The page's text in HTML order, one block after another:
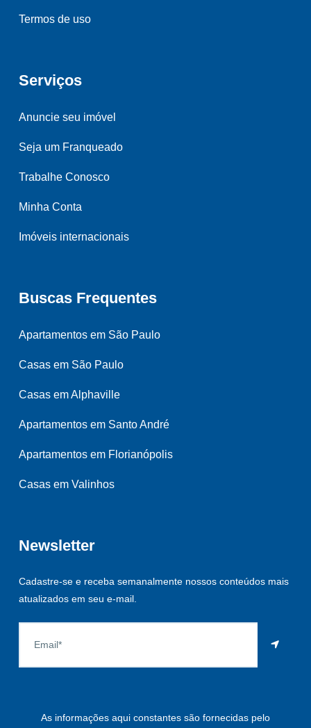
Termos de uso
Serviços
Anuncie seu imóvel
Seja um Franqueado
Trabalhe Conosco
Minha Conta
Imóveis internacionais
Buscas Frequentes
Apartamentos em São Paulo
Casas em São Paulo
Casas em Alphaville
Apartamentos em Santo André
Apartamentos em Florianópolis
Casas em Valinhos
Newsletter
Cadastre-se e receba semanalmente nossos conteúdos mais
atualizados em seu e-mail.
As informações aqui constantes são fornecidas pelo